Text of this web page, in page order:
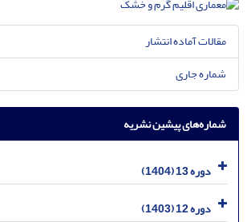
مقالات آماده انتشار
شماره جاری
شماره‌های پیشین نشریه
دوره 13 (1404)
دوره 12 (1403)